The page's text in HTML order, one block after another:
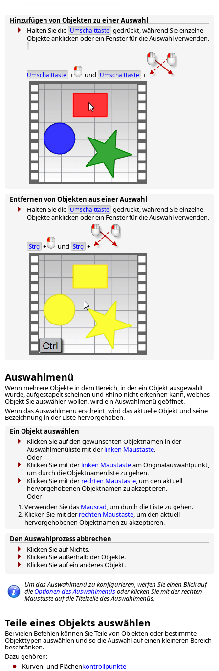
Hinzufügen von Objekten zu einer Auswahl
Halten Sie die Umschalttaste gedrückt, während Sie einzelne
Objekte anklicken oder ein Fenster für die Auswahl verwenden.
Umschalttaste + und Umschalttaste +
Entfernen von Objekten aus einer Auswahl
Halten Sie die Umschalttaste gedrückt, während Sie einzelne
Objekte anklicken oder ein Fenster für die Auswahl verwenden.
Strg + und Strg +
Auswahlmenü
Wenn mehrere Objekte in dem Bereich, in der ein Objekt ausgewählt
wurde, aufgestapelt scheinen und Rhino nicht erkennen kann, welches
Objekt Sie auswählen wollen, wird ein Auswahlmenü geöffnet.
Wenn das Auswahlmenü erscheint, wird das aktuelle Objekt und seine
Bezeichnung in der Liste hervorgehoben.
Ein Objekt auswählen
Klicken Sie auf den gewünschten Objektnamen in der
Auswahlmenüliste mit derlinken Maustaste.
Oder
Klicken Sie mit derlinken Maustasteam Originalauswahlpunkt,
um durch die Objektnamenliste zu gehen.
Klicken Sie mit derrechten Maustaste, um den aktuell
hervorgehobenen Objektnamen zu akzeptieren.
Oder
Verwenden Sie das Mausrad, um durch die Liste zu gehen.
Klicken Sie mit derrechten Maustaste, um den aktuell
hervorgehobenen Objektnamen zu akzeptieren.
Den Auswahlprozess abbrechen
Klicken Sie auf Nichts.
Klicken Sie außerhalb der Objekte.
Klicken Sie auf ein anderes Objekt.
Um das Auswahlmenü zu konfigurieren, werfen Sie einen Blick auf
die Optionen des Auswahlmenüsoder klicken Sie mit der rechten
Maustaste auf die Titelzeile des Auswahlmenüs.
Teile eines Objekts auswählen
Bei vielen Befehlen können Sie Teile von Objekten oder bestimmte
Objekttypen auswählen und so die Auswahl auf einen kleineren Bereich
beschränken.
Dazu gehören:
Kurven- und Flächenkontrollpunkte